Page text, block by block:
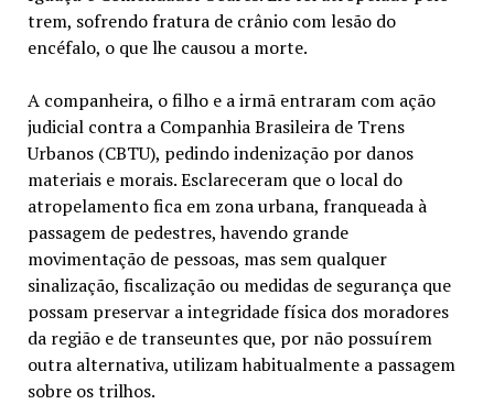
trem, sofrendo fratura de crânio com lesão do
encéfalo, o que lhe causou a morte.
A companheira, o filho e a irmã entraram com ação
judicial contra a Companhia Brasileira de Trens
Urbanos (CBTU), pedindo indenização por danos
materiais e morais. Esclareceram que o local do
atropelamento fica em zona urbana, franqueada à
passagem de pedestres, havendo grande
movimentação de pessoas, mas sem qualquer
sinalização, fiscalização ou medidas de segurança que
possam preservar a integridade física dos moradores
da região e de transeuntes que, por não possuírem
outra alternativa, utilizam habitualmente a passagem
sobre os trilhos.